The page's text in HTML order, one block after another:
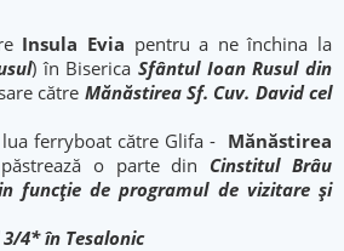
Insula Evia pentru a ne închina la
) în Biserica Sfântul Ioan Rusul din
către MănăstireaSf. Cuv. David cel
ferryboat către Glifa - Mănăstirea
o parte din Cinstitul Brâu
funcție de programul de vizitare și
4* în Tesalonic